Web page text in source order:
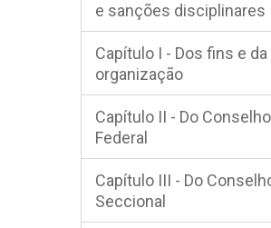
e sanções disciplinares
Capítulo I - Dos fins e da
organização
Capítulo II - Do Conselho
Federal
Capítulo III - Do
Seccional